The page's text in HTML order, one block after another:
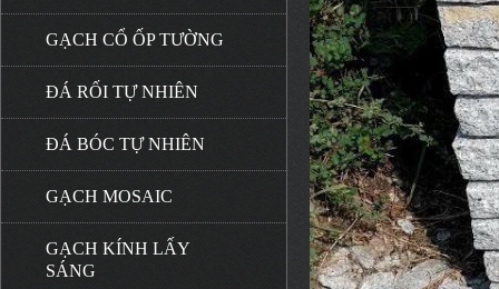
GẠCH CỔ ỐP TƯỜNG
ĐÁ RỐI TỰ NHIÊN
ĐÁ BÓC TỰ NHIÊN
GẠCH MOSAIC
GẠCH KÍNH LẤY
SÁNG